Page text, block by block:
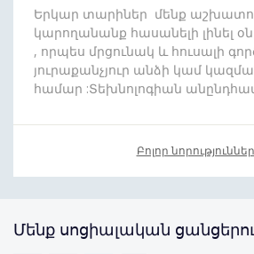
Երկար տարիներ մենք
կարողանանք հասանելի լինել
, որպես մրցունակ և հուսալի
յուրաքանչյուր անձի կամ
համար :Տեխնոլոգիան
Մեր նպատակն է որ ձեզ
յուրաքանչյուր
սիրով պատրաստ է
անվճար
գնովմատակարարել ձեր
Բոլոր
Մենք սոցիալական